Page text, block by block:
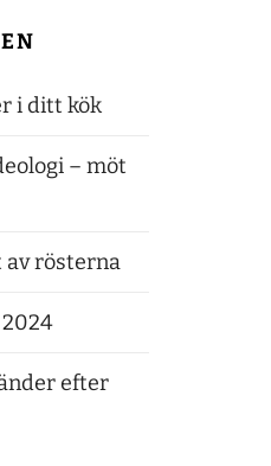
i ditt kök
– möt
rösterna
efter